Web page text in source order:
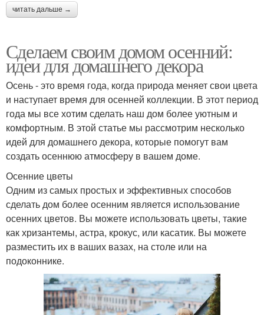
читать дальше →
Сделаем своим домом осенний:
идеи для домашнего декора
Осень - это время года, когда природа меняет свои цвета
и наступает время для осенней коллекции. В этот период
года мы все хотим сделать наш дом более уютным и
комфортным. В этой статье мы рассмотрим несколько
идей для домашнего декора, которые помогут вам
создать осеннюю атмосферу в вашем доме.
Осенние цветы
Одним из самых простых и эффективных способов
сделать дом более осенним является использование
осенних цветов. Вы можете использовать цветы, такие
как хризантемы, астра, крокус, или касатик. Вы можете
разместить их в ваших вазах, на столе или на
подоконнике.